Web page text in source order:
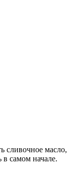
сливочное масло,
самом начале.